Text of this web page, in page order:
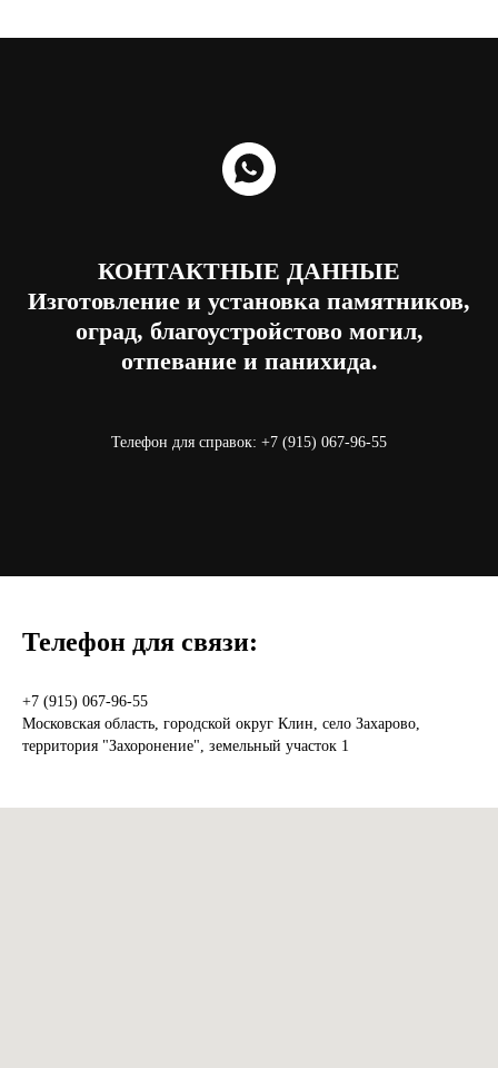
КОНТАКТНЫЕ ДАННЫЕ
Изготовление и установка памятников,
оград, благоустройстово могил,
отпевание и панихида.
Телефон для справок: +7 (915) 067-96-55
Телефон для связи:
+7 (915) 067-96-55
Московская область, городской округ Клин, село Захарово,
территория "Захоронение", земельный участок 1